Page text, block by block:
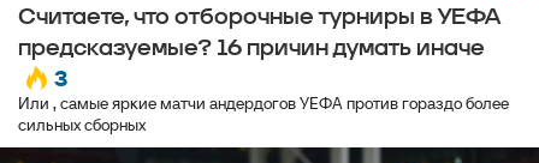
Считаете, что отборочные турниры в УЕФА
предсказуемые? 16 причин думать иначе
3
Или , самые яркие матчи андердогов УЕФА против гораздо более
сильных сборных